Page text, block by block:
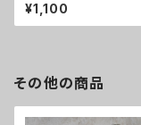
¥1,100
その他の商品